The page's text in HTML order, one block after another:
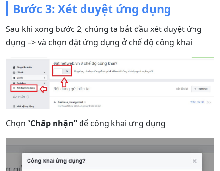
Bước 3: Xét duyệt ứng dụng
Sau khi xong bước 2, chúng ta bắt đầu xét duyệt ứng
dụng –> và chọn đặt ứng dụng ở chế độ công khai
Chọn “Chấp nhận”để công khai ưng dụng